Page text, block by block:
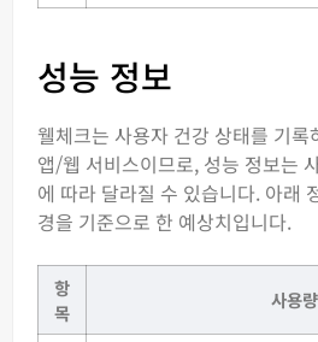
성능 정보
웰체크는 사용자 건강 상태를 기록
앱/웹 서비스이므로, 성능 정보는
에 따라 달라질 수 있습니다. 아래
경을 기준으로 한 예상치입니다.
항
목
사용량